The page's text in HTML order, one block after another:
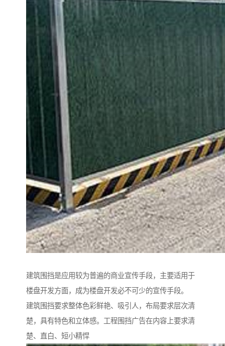
建筑围挡是应用较为普遍的商业宣传手段，主要适用于
楼盘开发方面，成为楼盘开发必不可少的宣传手段。
建筑围挡要求整体色彩鲜艳、吸引人，布局要求层次清
楚，具有特色和立体感。工程围挡广告在内容上要求清
楚、直白、短小精悍